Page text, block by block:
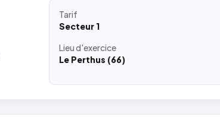
Tarif
Secteur 1
Lieud'exercice
Le Perthus (66)